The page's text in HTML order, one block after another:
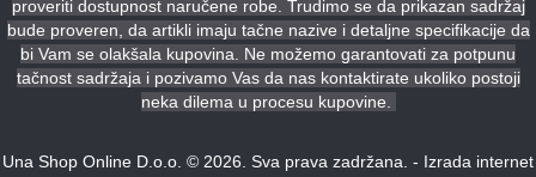
proveriti dostupnost naručene robe. Trudimo se da prikazan sadržaj
bude proveren, da artikli imaju tačne nazive i detaljne specifikacije da
bi Vam se olakšala kupovina. Ne možemo garantovati za potpunu
tačnost sadržaja i pozivamo Vas da nas kontaktirate ukoliko postoji
neka dilema u procesu kupovine.
Una Shop Online D.o.o. © 2026. Sva prava zadržana. - Izrada internet